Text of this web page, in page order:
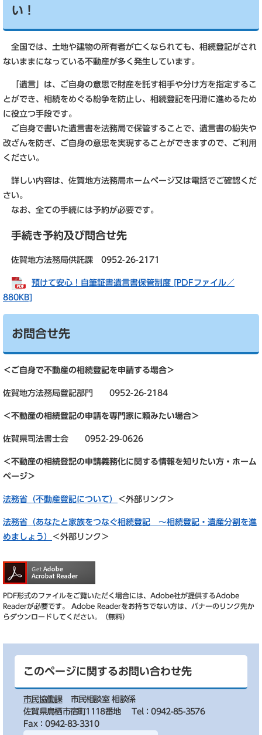
い！
全国では、土地や建物の所有者が亡くなられても、相続登記がされ
ないままになっている不動産が多く発生しています。
「遺言」は、ご自身の意思で財産を託す相手や分け方を指定するこ
とができ、相続をめぐる紛争を防止し、相続登記を円滑に進めるため
に役立つ手段です。
ご自身で書いた遺言書を法務局で保管することで、遺言書の紛失や
改ざんを防ぎ、ご自身の意思を実現することができますので、ご利用
ください。
詳しい内容は、佐賀地方法務局ホームページ又は電話でご確認くだ
さい。
なお、全ての手続には予約が必要です。
手続き予約及び問合せ先
佐賀地方法務局供託課 0952-26-2171
預けて安心！自筆証書遺言書保管制度 [PDFファイル／
880KB]
お問合せ先
＜ご自身で不動産の相続登記を申請する場合＞
佐賀地方法務局登記部門 0952-26-2184
＜不動産の相続登記の申請を専門家に頼みたい場合＞
佐賀県司法書士会 0952-29-0626
＜不動産の相続登記の申請義務化に関する情報を知りたい方・ホーム
ページ＞
法務省（不動産登記について） ＜外部リンク＞
法務省（あなたと家族をつなぐ相続登記 ～相続登記・遺産分割を進
めましょう）
＜外部リンク＞
PDF形式のファイルをご覧いただく場合には、Adobe社が提供するAdobe
Readerが必要です。
Adobe Readerをお持ちでない方は、バナーのリンク先か
らダウンロードしてください。（無料）
このページに関するお問い合わせ先
市民協働課
市民相談室 相談係
佐賀県鳥栖市宿町1118番地
Tel：0942-85-3576
Fax：0942-83-3310